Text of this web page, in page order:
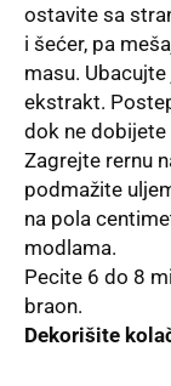
ostavite sa
i šećer, pa
masu.
ekstrakt.
dok ne
Zagrejte rernu
podmažite
na pola
modlama.
Pecite 6 do 8
braon.
Dekorišite